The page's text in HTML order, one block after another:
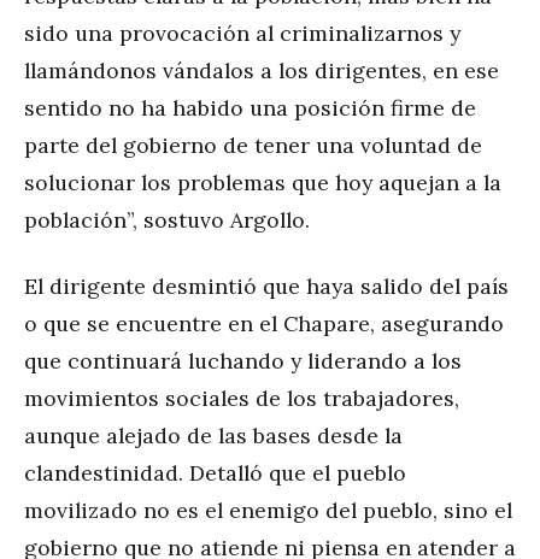
sido una provocación al criminalizarnos y
llamándonos vándalos a los dirigentes, en ese
sentido no ha habido una posición firme de
parte del gobierno de tener una voluntad de
solucionar los problemas que hoy aquejan a la
población”, sostuvo Argollo.
El dirigente desmintió que haya salido del país
o que se encuentre en el Chapare, asegurando
que continuará luchando y liderando a los
movimientos sociales de los trabajadores,
aunque alejado de las bases desde la
clandestinidad. Detalló que el pueblo
movilizado no es el enemigo del pueblo, sino el
gobierno que no atiende ni piensa en atender a